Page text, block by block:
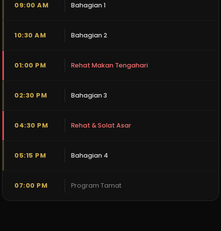
09:00 AM Bahagian 1
10:30 AM Bahagian 2
01:00 PM Rehat Makan Tengahari
02:30 PM Bahagian 3
04:30 PM Rehat & Solat Asar
05:15 PM Bahagian 4
07:00 PM Program Tamat